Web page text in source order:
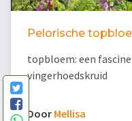
Pelorische
topbloem: een
vingerhoedskruid
Door Mellisa